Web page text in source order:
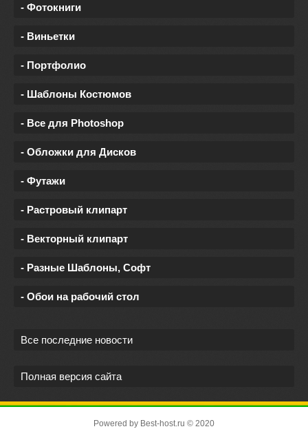
- Фотокниги
- Виньетки
- Портфолио
- Шаблоны Костюмов
- Все для Photoshop
- Обложки для Дисков
- Футажи
- Растровый клипарт
- Векторный клипарт
- Разные Шаблоны, Софт
- Обои на рабочий стол
Все последние новости
Полная версия сайта
Powered by Best-host.ru © 2020